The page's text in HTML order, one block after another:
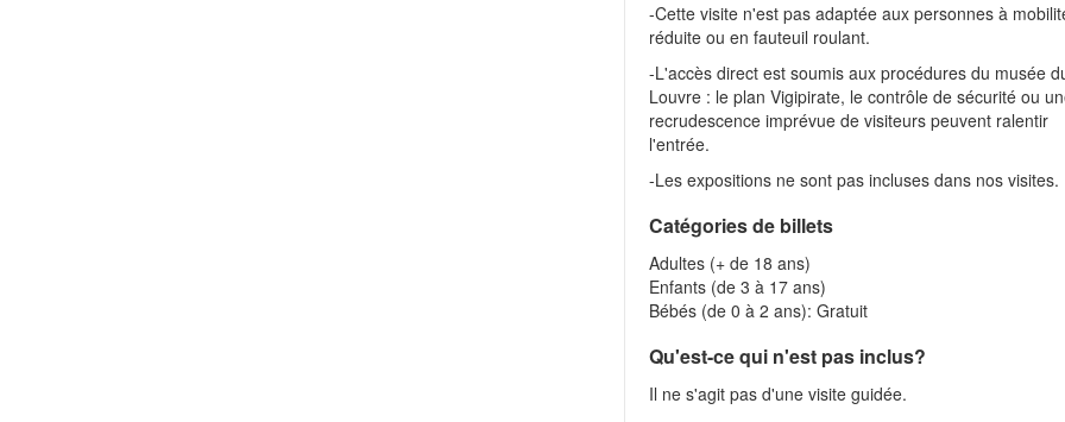
-Cette visite n'est pas adaptée aux personnes à
réduite ou en fauteuil roulant.
-L'accès direct est soumis aux procédures du musée
Louvre : le plan Vigipirate, le contrôle de sécurité ou
recrudescence imprévue de visiteurs peuvent ralentir
l'entrée.
-Les expositions ne sont pas incluses dans nos visites.
Catégories de billets
Adultes (+ de 18 ans)
Enfants (de 3 à 17 ans)
Bébés (de 0 à 2 ans): Gratuit
Qu'est-ce qui n'est pas inclus?
Il ne s'agit pas d'une visite guidée.